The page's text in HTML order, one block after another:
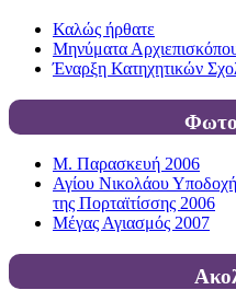
Καλώς ήρθατε
Μηνύματα
Έναρξη Κατηχητικών
Μ. Παρασκευή 2006
Αγίου Νικολάου Υποδοχή
της Πορταϊτίσσης 2006
Μέγας Αγιασμός 2007